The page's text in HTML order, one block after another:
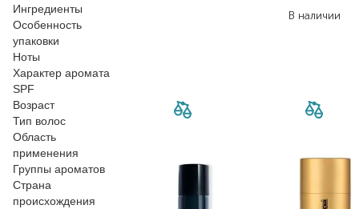
Ингредиенты
Особенность
упаковки
Ноты
Характер аромата
SPF
Возраст
Тип волос
Область
применения
Группы ароматов
Страна
происхождения
В наличии